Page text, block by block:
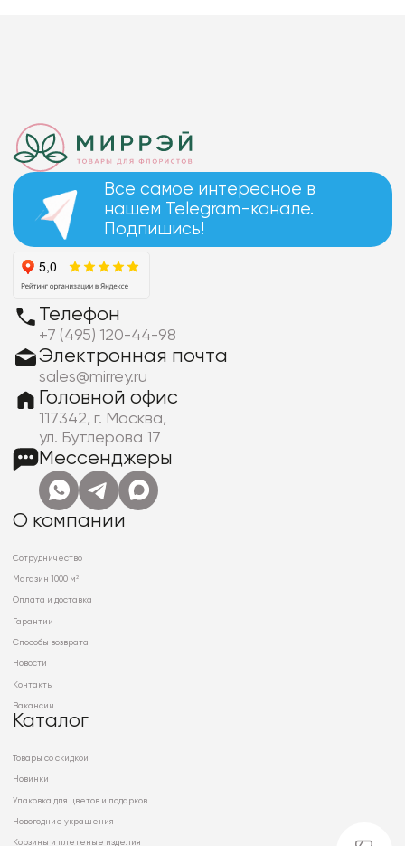
Все самое интересное в
нашем Telegram-канале.
Подпишись!
Телефон
+7 (495) 120-44-98
Электронная почта
sales@mirrey.ru
Головной офис
117342, г. Москва,
ул. Бутлерова 17
Мессенджеры
О компании
Сотрудничество
Магазин 1000 м²
Оплата и доставка
Гарантии
Способы возврата
Новости
Контакты
Вакансии
Каталог
Товары со скидкой
Новинки
Упаковка для цветов и подарков
Новогодние украшения
Корзины и плетеные изделия